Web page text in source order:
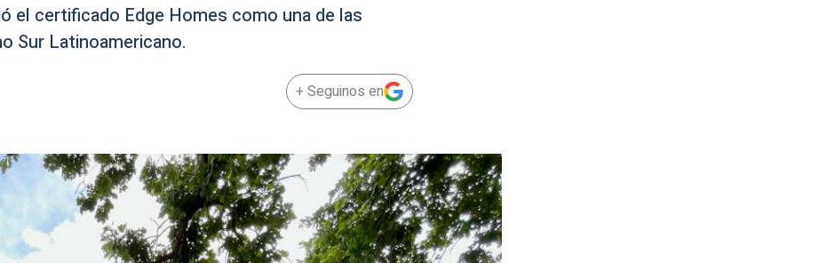
el certificado Edge Homes como una de las
Sur Latinoamericano.
+ Seguinos en